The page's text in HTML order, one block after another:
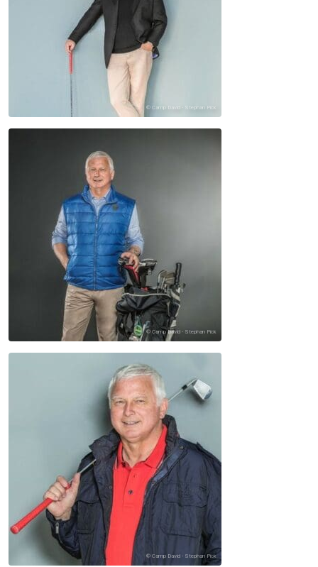
© Camp David - Stephan Pick
© Camp David - Stephan Pick
© Camp David - Stephan Pick